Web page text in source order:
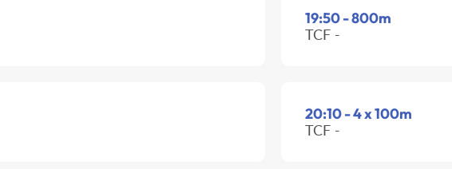
19:50 - 800m
TCF -
20:10 - 4 x 100m
TCF -